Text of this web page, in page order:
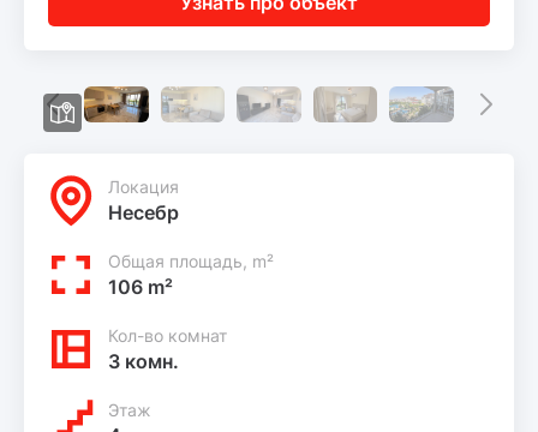
Локация
Несебр
Общая площадь, m²
106 m²
Кол-во комнат
3 комн.
Этаж